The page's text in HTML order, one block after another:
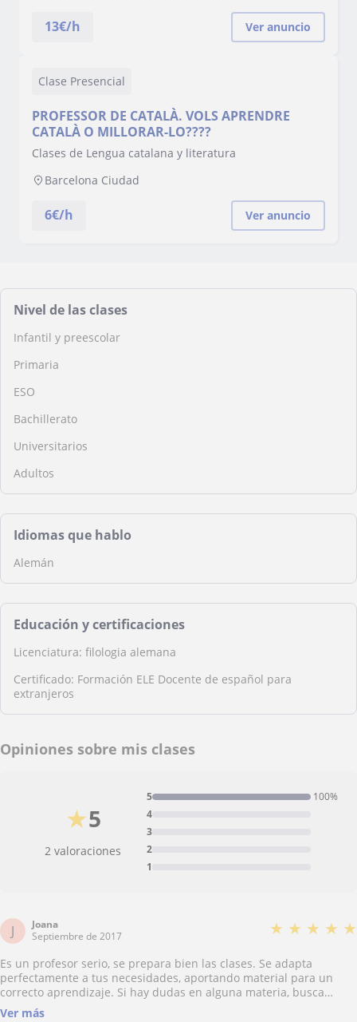
13€/h Ver anuncio
Clase Presencial
PROFESSOR DE CATALÀ. VOLS APRENDRE
CATALÀ O MILLORAR-LO????
Clases de Lengua catalana y literatura
Barcelona Ciudad
6€/h Ver anuncio
Nivel de las clases
Infantil y preescolar
Primaria
ESO
Bachillerato
Universitarios
Adultos
Idiomas que hablo
Alemán
Educación y certificaciones
Licenciatura: filologia alemana
Certificado: Formación ELE Docente de español para
extranjeros
Opiniones sobre mis clases
5
★
2 valoraciones
1
2
3
4
5 100%
J
Joana
Septiembre de 2017
★ ★ ★ ★ ★
Es un profesor serio, se prepara bien las clases. Se adapta
perfectamente a tus necesidades, aportando material para un
correcto aprendizaje. Si hay dudas en alguna materia, busca
información y prepara la siguiente clase con más ejercicios, para
Ver más